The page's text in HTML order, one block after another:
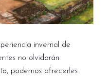
invernal de
no olvidarán.
podemos ofrecerles